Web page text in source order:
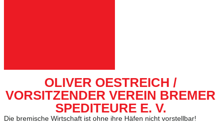
OLIVER OESTREICH /
VORSITZENDER VEREIN BREMER
SPEDITEURE E. V.
Die bremische Wirtschaft ist ohne ihre Häfen nicht vorstellbar!